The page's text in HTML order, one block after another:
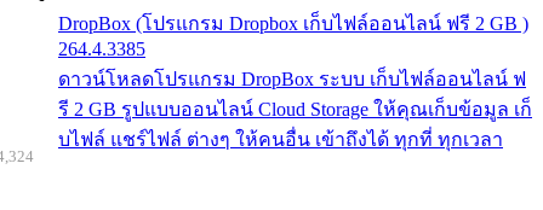
DropBox (โปรแกรม Dropbox เก็บไฟล์ออนไลน์ ฟรี 2 GB )
264.4.3385
ดาวน์โหลดโปรแกรม DropBox ระบบ เก็บไฟล์ออนไลน์ ฟ
รี 2 GB รูปแบบออนไลน์ Cloud Storage ให้คุณเก็บข้อมูล เก็
บไฟล์ แชร์ไฟล์ ต่างๆ ให้คนอื่น เข้าถึงได้ ทุกที่ ทุกเวลา